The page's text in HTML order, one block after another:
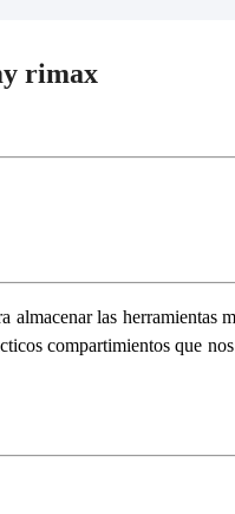
rimax
las
compartimientos que